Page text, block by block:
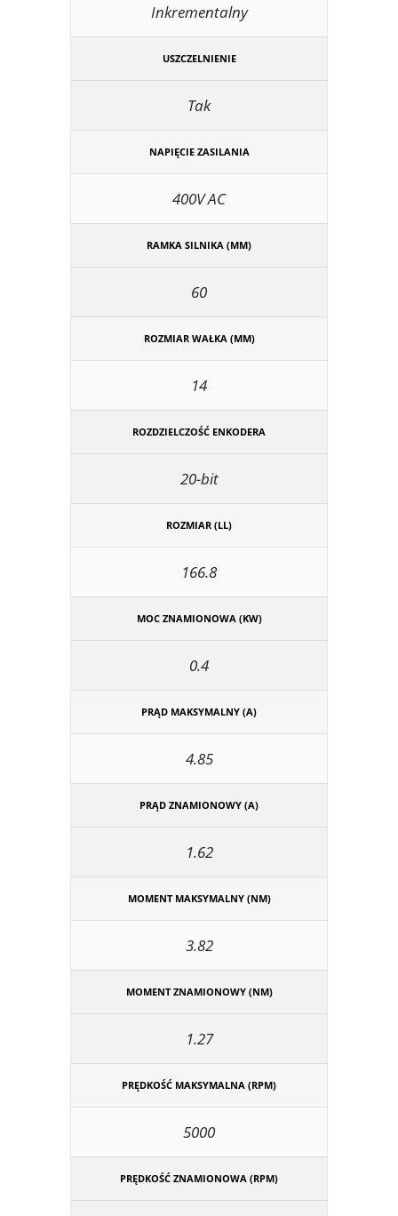
Inkrementalny
USZCZELNIENIE
Tak
NAPIĘCIE ZASILANIA
400V AC
RAMKA SILNIKA (MM)
60
ROZMIAR WAŁKA (MM)
14
ROZDZIELCZOŚĆ ENKODERA
20-bit
ROZMIAR (LL)
166.8
MOC ZNAMIONOWA (KW)
0.4
PRĄD MAKSYMALNY (A)
4.85
PRĄD ZNAMIONOWY (A)
1.62
MOMENT MAKSYMALNY (NM)
3.82
MOMENT ZNAMIONOWY (NM)
1.27
PRĘDKOŚĆ MAKSYMALNA (RPM)
5000
PRĘDKOŚĆ ZNAMIONOWA (RPM)